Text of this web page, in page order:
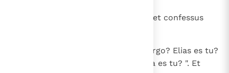
Et confessus est et non negavit; et confessus
Et interrogaverunt eum: " Quid ergo? Elias es tu?
". Et dicit: " Non sum ". " Propheta es tu? ". Et